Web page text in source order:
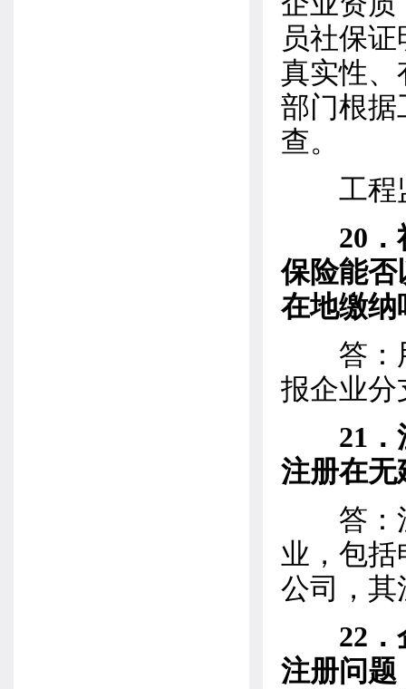
员社保
真实性、
部门根据
查。
工程监
20
保险能否
在地缴纳
答：用
报企业分
21
注册在无
答：注
业，包
公司，其
22
注册问题